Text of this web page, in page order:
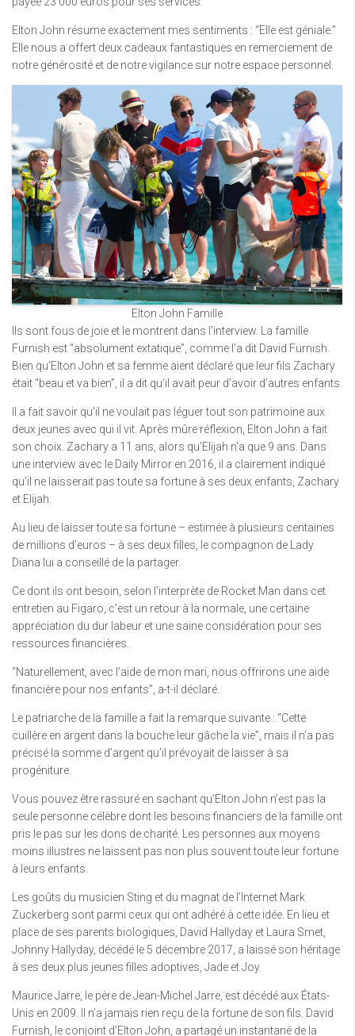
Elton John résume exactement mes sentiments : “Elle est géniale.”
Elle nous a offert deux cadeaux fantastiques en remerciement de
notre générosité et de notre vigilance sur notre espace personnel.
Elton John Famille
Ils sont fous de joie et le montrent dans l’interview. La famille
Furnish est “absolument extatique”, comme l’a dit David Furnish.
Bien qu’Elton John et sa femme aient déclaré que leur fils Zachary
était “beau et va bien”, il a dit qu’il avait peur d’avoir d’autres enfants.
Il a fait savoir qu’il ne voulait pas léguer tout son patrimoine aux
deux jeunes avec qui il vit. Après mûre réflexion, Elton John a fait
son choix. Zachary a 11 ans, alors qu’Elijah n’a que 9 ans. Dans
une interview avec le Daily Mirror en 2016, il a clairement indiqué
qu’il ne laisserait pas toute sa fortune à ses deux enfants, Zachary
et Elijah.
Au lieu de laisser toute sa fortune – estimée à plusieurs centaines
de millions d’euros – à ses deux filles, le compagnon de Lady
Diana lui a conseillé de la partager.
Ce dont ils ont besoin, selon l’interprète de Rocket Man dans cet
entretien au Figaro, c’est un retour à la normale, une certaine
appréciation du dur labeur et une saine considération pour ses
ressources financières.
“Naturellement, avec l’aide de mon mari, nous offrirons une aide
financière pour nos enfants”, a-t-il déclaré.
Le patriarche de la famille a fait la remarque suivante : “Cette
cuillère en argent dans la bouche leur gâche la vie”, mais il n’a pas
précisé la somme d’argent qu’il prévoyait de laisser à sa
progéniture.
Vous pouvez être rassuré en sachant qu’Elton John n’est pas la
seule personne célèbre dont les besoins financiers de la famille ont
pris le pas sur les dons de charité. Les personnes aux moyens
moins illustres ne laissent pas non plus souvent toute leur fortune
à leurs enfants.
Les goûts du musicien Sting et du magnat de l’Internet Mark
Zuckerberg sont parmi ceux qui ont adhéré à cette idée. En lieu et
place de ses parents biologiques, David Hallyday et Laura Smet,
Johnny Hallyday, décédé le 5 décembre 2017, a laissé son héritage
à ses deux plus jeunes filles adoptives, Jade et Joy.
Maurice Jarre, le père de Jean-Michel Jarre, est décédé aux États-
Unis en 2009. Il n’a jamais rien reçu de la fortune de son fils. David
Furnish, le conjoint d’Elton John, a partagé un instantané de la